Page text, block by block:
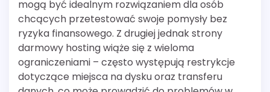
mogą być idealnym rozwiązaniem dla osób
chcących przetestować swoje pomysły bez
ryzyka finansowego. Z drugiej jednak strony
darmowy hosting wiąże się z wieloma
ograniczeniami – często występują restrykcje
dotyczące miejsca na dysku oraz transferu